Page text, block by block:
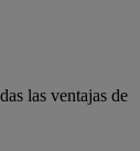
las ventajas de